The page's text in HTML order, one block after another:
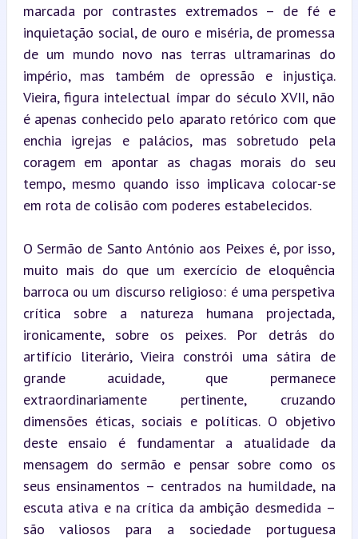
marcada por contrastes extremados – de fé e
inquietação social, de ouro e miséria, de promessa
de um mundo novo nas terras ultramarinas do
império, mas também de opressão e injustiça.
Vieira, figura intelectual ímpar do século XVII, não
é apenas conhecido pelo aparato retórico com que
enchia igrejas e palácios, mas sobretudo pela
coragem em apontar as chagas morais do seu
tempo, mesmo quando isso implicava colocar-se
em rota de colisão com poderes estabelecidos.
O Sermão de Santo António aos Peixes é, por isso,
muito mais do que um exercício de eloquência
barroca ou um discurso religioso: é uma perspetiva
crítica sobre a natureza humana projectada,
ironicamente, sobre os peixes. Por detrás do
artifício literário, Vieira constrói uma sátira de
grande acuidade, que permanece
extraordinariamente pertinente, cruzando
dimensões éticas, sociais e políticas. O objetivo
deste ensaio é fundamentar a atualidade da
mensagem do sermão e pensar sobre como os
seus ensinamentos – centrados na humildade, na
escuta ativa e na crítica da ambição desmedida –
são valiosos para a sociedade portuguesa